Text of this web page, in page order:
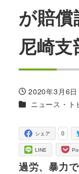
が賠
尼崎支
投稿日
2020年3月6日
カテゴリー
ニュース・ト
0
シェア
LINE
過労、暴力